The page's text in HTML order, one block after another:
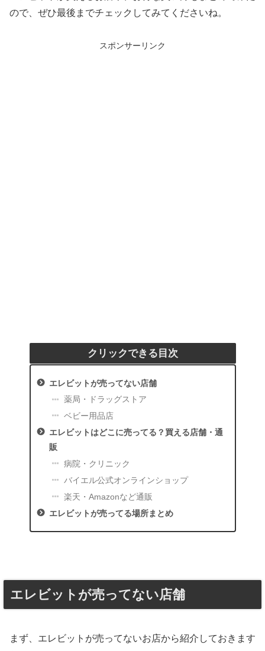
ので、ぜひ最後までチェックしてみてくださいね。
スポンサーリンク
クリックできる目次
エレビットが売ってない店舗
薬局・ドラッグストア
ベビー用品店
エレビットはどこに売ってる？買える店舗・通
販
病院・クリニック
バイエル公式オンラインショップ
楽天・Amazonなど通販
エレビットが売ってる場所まとめ
エレビットが売ってない店舗
まず、エレビットが売ってないお店から紹介しておきます